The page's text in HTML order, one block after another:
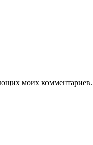
моих комментариев.